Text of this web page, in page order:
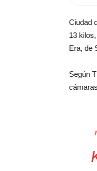
Ciudad
13
Era, de
Según